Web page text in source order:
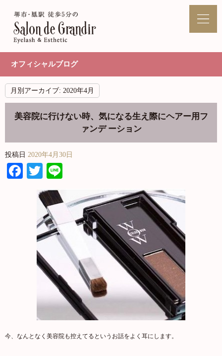
オフィシャルブログ
月別アーカイブ: 2020年4月
美容院に行けない時、気になる生え際にヘアー用フ
ァンデ ーション
投稿日 2020年4月30日
Facebook
Twitter
今、なんとなく美容院も控えてるというお話をよく耳にします。